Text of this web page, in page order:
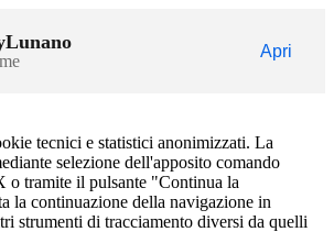
Apri
tecnici e statistici anonimizzati. La
selezione dell'apposito comando
o tramite il pulsante "Continua la
la continuazione della navigazione in
strumenti di tracciamento diversi da quelli